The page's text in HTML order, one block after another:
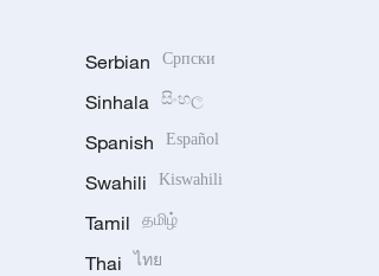
Serbian Српски
Sinhala සිංහල
Spanish Español
Swahili Kiswahili
Tamil தமிழ்
Thai ไทย